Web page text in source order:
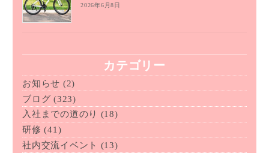
2026年6月8日
カテゴリー
お知らせ (2)
ブログ (323)
入社までの道のり (18)
研修 (41)
社内交流イベント (13)